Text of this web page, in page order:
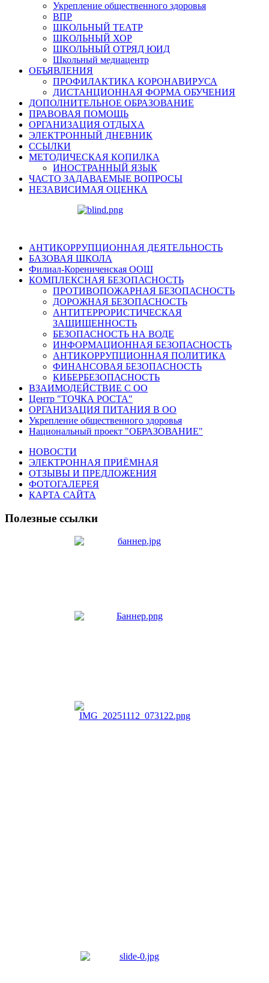
Укрепление общественного здоровья
ВПР
ШКОЛЬНЫЙ ТЕАТР
ШКОЛЬНЫЙ ХОР
ШКОЛЬНЫЙ ОТРЯД ЮИД
Школьный медиацентр
ОБЪЯВЛЕНИЯ
ПРОФИЛАКТИКА КОРОНАВИРУСА
ДИСТАНЦИОННАЯ ФОРМА ОБУЧЕНИЯ
ДОПОЛНИТЕЛЬНОЕ ОБРАЗОВАНИЕ
ПРАВОВАЯ ПОМОЩЬ
ОРГАНИЗАЦИЯ ОТДЫХА
ЭЛЕКТРОННЫЙ ДНЕВНИК
ССЫЛКИ
МЕТОДИЧЕСКАЯ КОПИЛКА
ИНОСТРАННЫЙ ЯЗЫК
ЧАСТО ЗАДАВАЕМЫЕ ВОПРОСЫ
НЕЗАВИСИМАЯ ОЦЕНКА
АНТИКОРРУПЦИОННАЯ ДЕЯТЕЛЬНОСТЬ
БАЗОВАЯ ШКОЛА
Филиал-Корениченская ООШ
КОМПЛЕКСНАЯ БЕЗОПАСНОСТЬ
ПРОТИВОПОЖАРНАЯ БЕЗОПАСНОСТЬ
ДОРОЖНАЯ БЕЗОПАСНОСТЬ
АНТИТЕРРОРИСТИЧЕСКАЯ
ЗАЩИЩЕННОСТЬ
БЕЗОПАСНОСТЬ НА ВОДЕ
ИНФОРМАЦИОННАЯ БЕЗОПАСНОСТЬ
АНТИКОРРУПЦИОННАЯ ПОЛИТИКА
ФИНАНСОВАЯ БЕЗОПАСНОСТЬ
КИБЕРБЕЗОПАСНОСТЬ
ВЗАИМОДЕЙСТВИЕ С ОО
Центр "ТОЧКА РОСТА"
ОРГАНИЗАЦИЯ ПИТАНИЯ В ОО
Укрепление общественного здоровья
Национальный проект "ОБРАЗОВАНИЕ"
НОВОСТИ
ЭЛЕКТРОННАЯ ПРИЁМНАЯ
ОТЗЫВЫ И ПРЕДЛОЖЕНИЯ
ФОТОГАЛЕРЕЯ
КАРТА САЙТА
Полезные ссылки